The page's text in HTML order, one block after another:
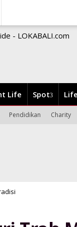
Life Spot
Pendidikan Charity